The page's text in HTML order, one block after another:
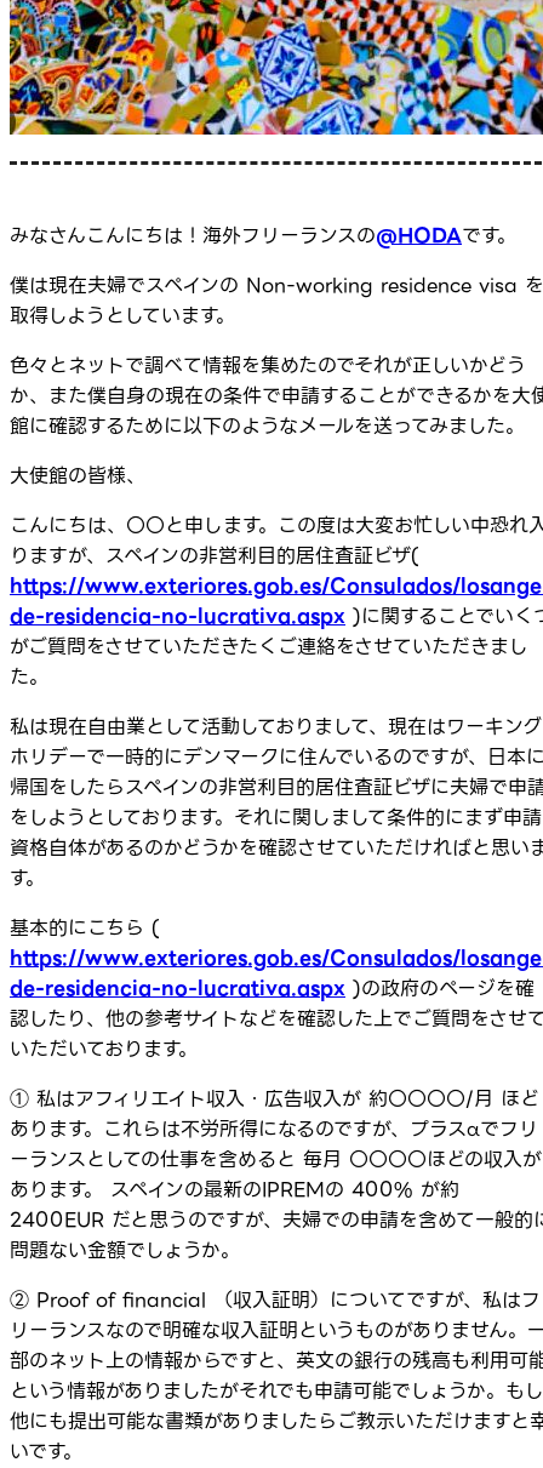
みなさんこんにちは！海外フリーランスの@HODAです。
僕は現在夫婦でスペインの Non-working residence visa を
取得しようとしています。
色々とネットで調べて情報を集めたのでそれが正しいかどう
か、また僕自身の現在の条件で申請することができるかを大
館に確認するために以下のようなメールを送ってみました。
大使館の皆様、
こんにちは、〇〇と申します。この度は大変お忙しい中恐れ
りますが、スペインの非営利目的居住査証ビザ(
https://www.exteriores.gob.es/Consulados/
de-residencia-no-lucrativa.aspx )に関することでいく
がご質問をさせていただきたくご連絡をさせていただきまし
た。
私は現在自由業として活動しておりまして、現在はワーキング
ホリデーで一時的にデンマークに住んでいるのですが、日本
帰国をしたらスペインの非営利目的居住査証ビザに夫婦で申
をしようとしております。それに関しまして条件的にまず申請
資格自体があるのかどうかを確認させていただければと思い
す。
基本的にこちら (
https://www.exteriores.gob.es/Consulados/
de-residencia-no-lucrativa.aspx )の政府のページを確
認したり、他の参考サイトなどを確認した上でご質問をさせ
いただいております。
① 私はアフィリエイト収入・広告収入が 約〇〇〇〇/月 ほど
あります。これらは不労所得になるのですが、プラスαでフリ
ーランスとしての仕事を含めると 毎月 〇〇〇〇ほどの収入が
あります。 スペインの最新のIPREMの 400% が約
2400EUR だと思うのですが、夫婦での申請を含めて一般的
問題ない金額でしょうか。
② Proof of financial （収入証明）についてですが、私はフ
リーランスなので明確な収入証明というものがありません。
部のネット上の情報からですと、英文の銀行の残高も利用可
という情報がありましたがそれでも申請可能でしょうか。もし
他にも提出可能な書類がありましたらご教示いただけますと
いです。